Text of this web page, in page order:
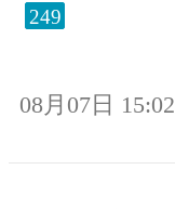
249
08月07日 15:02